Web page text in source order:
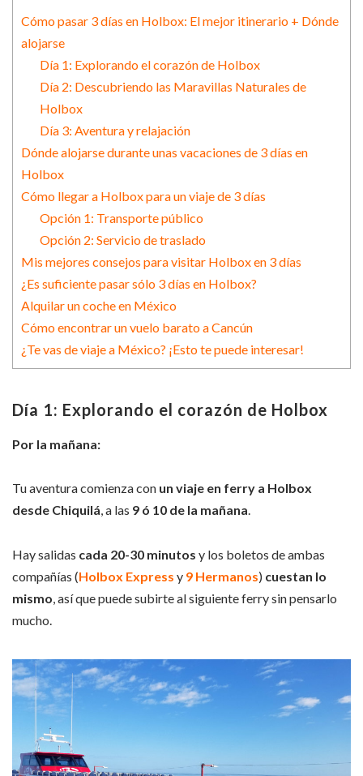
Cómo pasar 3 días en Holbox: El mejor itinerario + Dónde
alojarse
Día 1: Explorando el corazón de Holbox
Día 2: Descubriendo las Maravillas Naturales de
Holbox
Día 3: Aventura y relajación
Dónde alojarse durante unas vacaciones de 3 días en
Holbox
Cómo llegar a Holbox para un viaje de 3 días
Opción 1: Transporte público
Opción 2: Servicio de traslado
Mis mejores consejos para visitar Holbox en 3 días
¿Es suficiente pasar sólo 3 días en Holbox?
Alquilar un coche en México
Cómo encontrar un vuelo barato a Cancún
¿Te vas de viaje a México? ¡Esto te puede interesar!
Día 1: Explorando el corazón de Holbox
Por la mañana:
Tu aventura comienza con un viaje en ferry a Holbox
desde Chiquilá, a las 9 ó 10 de la mañana.
Hay salidas cada 20-30 minutos y los boletos de ambas
compañías (Holbox Express y 9 Hermanos) cuestan lo
mismo , así que puede subirte al siguiente ferry sin pensarlo
mucho.